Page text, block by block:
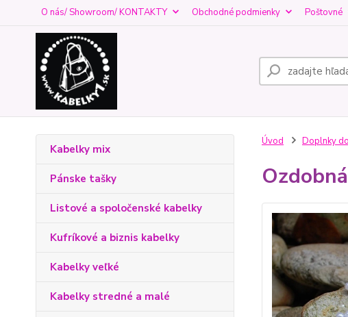
O nás/ Showroom/ KONTAKTY Obchodné podmienky Poštovné
Kabelky mix
Pánske tašky
Listové a spoločenské kabelky
Kufríkové a biznis kabelky
Kabelky veľké
Kabelky stredné a malé
Úvod Doplnky